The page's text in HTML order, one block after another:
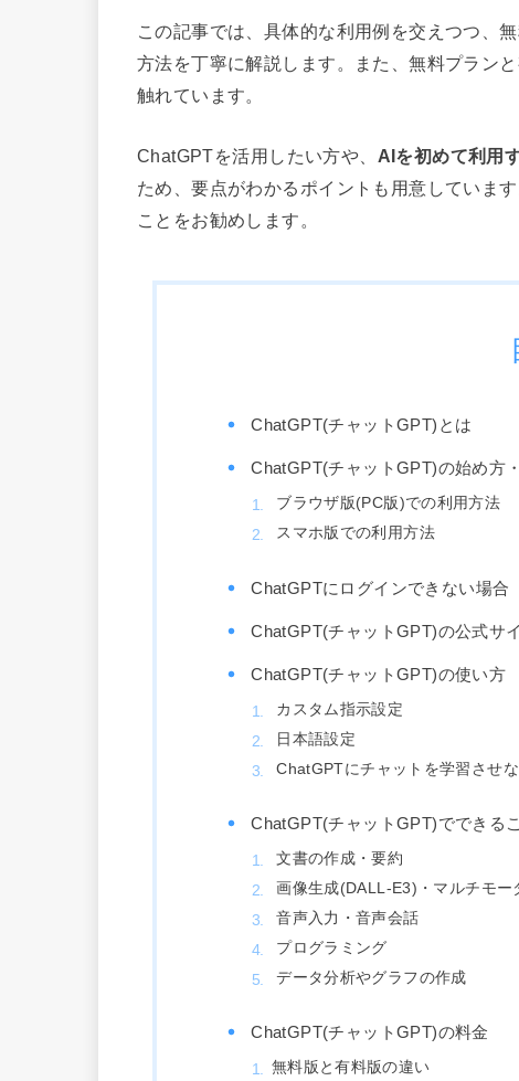
この記事では、具体的な利用例を交えつつ、
方法を丁寧に解説します。また、無料プラン
触れています。
ChatGPTを活用したい方や、 AIを初めて利用
ため、要点がわかるポイントも用意していま
ことをお勧めします。
ChatGPT(チャットGPT)とは
ChatGPT(チャットGPT)の始め方
ブラウザ版(PC版)での利用方法
スマホ版での利用方法
ChatGPTにログインできない場合
ChatGPT(チャットGPT)の公式サ
ChatGPT(チャットGPT)の使い方
カスタム指示設定
日本語設定
ChatGPTにチャットを学習させ
ChatGPT(チャットGPT)でできる
文書の作成・要約
画像生成(DALL-E3)・マルチモー
音声入力・音声会話
プログラミング
データ分析やグラフの作成
ChatGPT(チャットGPT)の料金
無料版と有料版の違い